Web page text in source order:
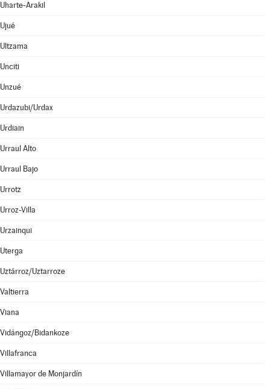
Uharte-Arakil
Ujué
Ultzama
Unciti
Unzué
Urdazubi/Urdax
Urdiain
Urraul Alto
Urraul Bajo
Urrotz
Urroz-Villa
Urzainqui
Uterga
Uztárroz/Uztarroze
Valtierra
Viana
Vidángoz/Bidankoze
Villafranca
Villamayor de Monjardín